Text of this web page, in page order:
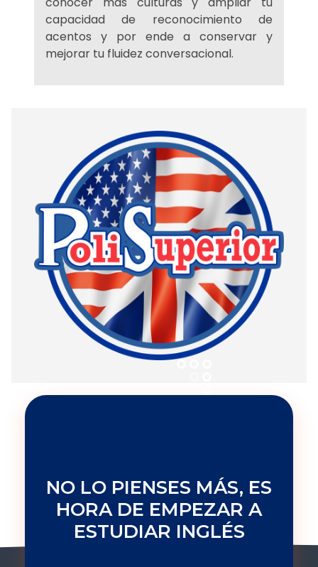
capacidad de reconocimiento de
acentos y por ende a conservar y
mejorar tu fluidez conversacional.
NO LO PIENSES MÁS, ES
HORA DE EMPEZAR A
ESTUDIAR INGLÉS